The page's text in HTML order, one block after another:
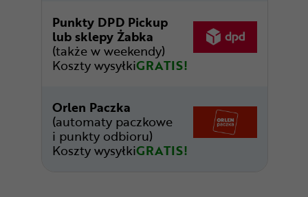
Punkty DPD Pickup
lub sklepy Żabka
(także w weekendy)
Koszty wysyłkiGRATIS!
Orlen Paczka
(automaty paczkowe
i punkty odbioru)
Koszty wysyłkiGRATIS!